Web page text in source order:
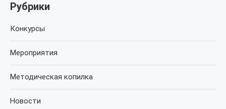
Рубрики
Конкурсы
Мероприятия
Методическая копилка
Новости